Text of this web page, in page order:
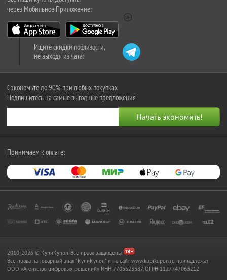
через Мобильное Приложение:
Ищите скидки поблизости,
не выходя из чата:
Сэкономьте до 90% при любых покупках
Подпишитесь на самые выгодные предложения
Принимаем к оплате:
2010-2026 © КупиКупон. Все права защищены.
Все права на товарный знак "КупиКупон" и на сайт www.kupikupon.ru принадлежат
OOO «Агентство цифровых решений» ИНН 7705523387, ОГРН 1127747063212